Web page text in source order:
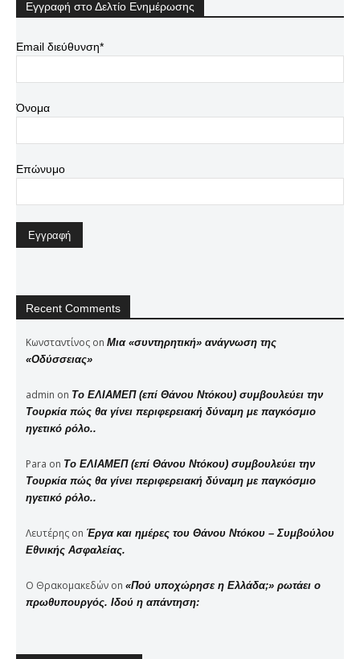
Εγγραφή στο Δελτίο Ενημέρωσης
Email διεύθυνση*
Όνομα
Επώνυμο
Recent Comments
Κωνσταντίνος on Μια «συντηρητική» ανάγνωση της
«Οδύσσειας»
admin on Το ΕΛΙΑΜΕΠ (επί Θάνου Ντόκου) συμβουλεύει την
Τουρκία πώς θα γίνει περιφερειακή δύναμη με παγκόσμιο
ηγετικό ρόλο..
Para on Το ΕΛΙΑΜΕΠ (επί Θάνου Ντόκου) συμβουλεύει την
Τουρκία πώς θα γίνει περιφερειακή δύναμη με παγκόσμιο
ηγετικό ρόλο..
Λευτέρης on Έργα και ημέρες του Θάνου Ντόκου – Συμβούλου
Εθνικής Ασφαλείας.
Ο Θρακομακεδών on «Πού υποχώρησε η Ελλάδα;» ρωτάει ο
πρωθυπουργός. Ιδού η απάντηση: